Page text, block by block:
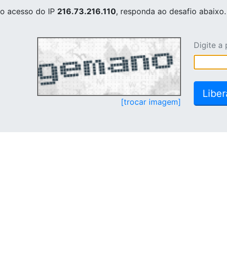
acesso do IP 216.73.216.110, responda ao desafio abaixo.
[trocar imagem]
Digite a